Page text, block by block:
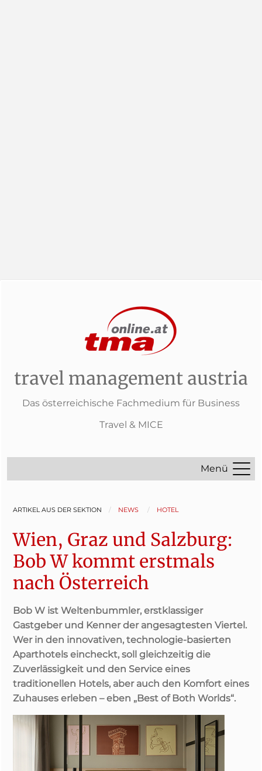
travel management austria
Das österreichische Fachmedium für Business
Travel & MICE
Menü
ARTIKEL AUS DER SEKTION NEWS HOTEL
Wien, Graz und Salzburg:
Bob W kommt erstmals
nach Österreich
Bob W ist Weltenbummler, erstklassiger
Gastgeber und Kenner der angesagtesten Viertel.
Wer in den innovativen, technologie-basierten
Aparthotels eincheckt, soll gleichzeitig die
Zuverlässigkeit und den Service eines
traditionellen Hotels, aber auch den Komfort eines
Zuhauses erleben – eben „Best of Both Worlds“.